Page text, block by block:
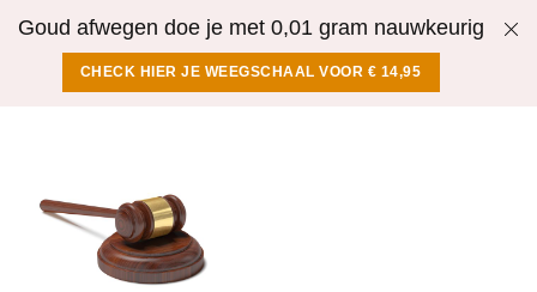
Goud afwegen doe je met 0,01 gram nauwkeurig
CHECK HIER JE WEEGSCHAAL VOOR € 14,95